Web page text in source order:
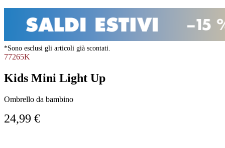
*Sono esclusi gli articoli già scontati.
77265K
Kids Mini Light Up
Ombrello da bambino
24,99 €